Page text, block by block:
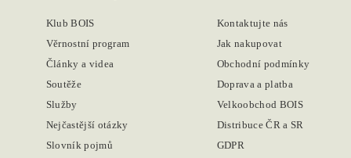
Klub BOIS
Věrnostní program
Články a videa
Soutěže
Služby
Nejčastější otázky
Slovník pojmů
Kontaktujte nás
Jak nakupovat
Obchodní podmínky
Doprava a platba
Velkoobchod BOIS
Distribuce ČR a SR
GDPR